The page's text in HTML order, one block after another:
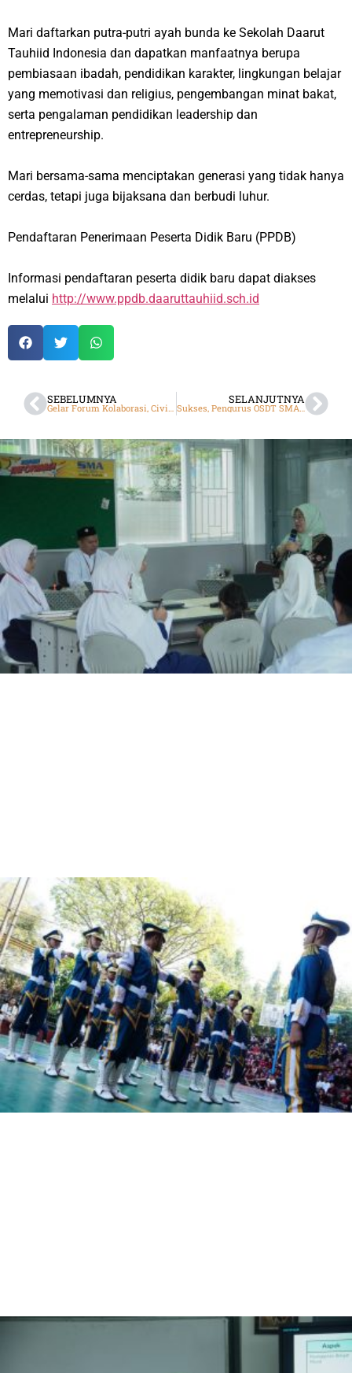
Mari daftarkan putra-putri ayah bunda ke Sekolah Daarut
Tauhiid Indonesia dan dapatkan manfaatnya berupa
pembiasaan ibadah, pendidikan karakter, lingkungan belajar
yang memotivasi dan religius, pengembangan minat bakat,
serta pengalaman pendidikan leadership dan
entrepreneurship.
Mari bersama-sama menciptakan generasi yang tidak hanya
cerdas, tetapi juga bijaksana dan berbudi luhur.
Pendaftaran Penerimaan Peserta Didik Baru (PPDB)
Informasi pendaftaran peserta didik baru dapat diakses
melalui http://www.ppdb.daaruttauhiid.sch.id
SEBELUMNYA
Gelar Forum Kolaborasi, Civitas SMA DTB Putra Gandeng Orang Tua Cetak Generasi Unggul
SELANJUTNYA
Sukses, Pengurus OSDT SMA DTBS Putra Masa Khidmat 2024/2025 Berhasil Dilantik